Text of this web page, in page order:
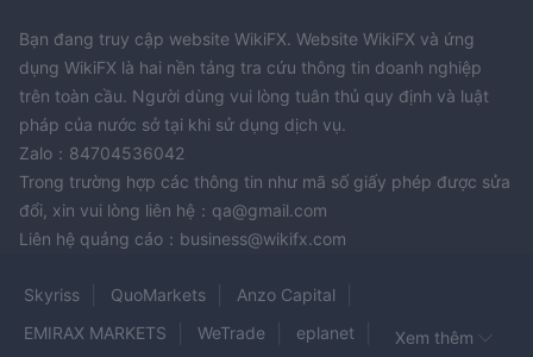
Bạn đang truy cập website WikiFX. Website WikiFX và ứng
dụng WikiFX là hai nền tảng tra cứu thông tin doanh nghiệp
trên toàn cầu. Người dùng vui lòng tuân thủ quy định và luật
pháp của nước sở tại khi sử dụng dịch vụ.
Zalo：84704536042
Trong trường hợp các thông tin như mã số giấy phép được sửa
đổi, xin vui lòng liên hệ：qa@gmail.com
Liên hệ quảng cáo：business@wikifx.com
Skyriss QuoMarkets
Anzo Capital
EMIRAX MARKETS
WeTrade eplanet Xem thêm